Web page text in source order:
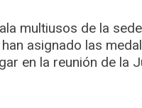
multiusos de la
asignado las
en la reunión de la